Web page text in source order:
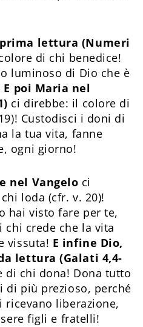
lettura (Numeri
di chi benedice!
luminoso di Dio che è
E poi Maria nel
ci direbbe: il colore di
Custodisci i doni di
la tua vita, fanne
ogni giorno!
nel Vangelo ci
loda (cfr. v. 20)!
hai visto fare per te,
crede che la vita
vissuta! E infine Dio,
lettura (Galati 4,4-
di chi dona! Dona tutto
di più prezioso, perché
liberazione,
figli e fratelli!